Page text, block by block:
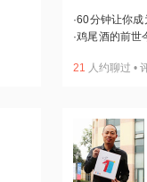
·60分钟让你成
·鸡尾酒的前世
21 人约聊过 •